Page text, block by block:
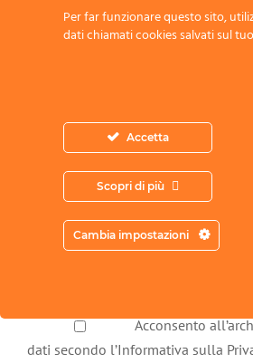
Scrivi un commento
Acconsento
dati secondo l’Informativa sulla
Per far funzionare questo sito,
dati chiamati cookies salvati sul
Accetta
Scopri di più
Cambia impostazioni